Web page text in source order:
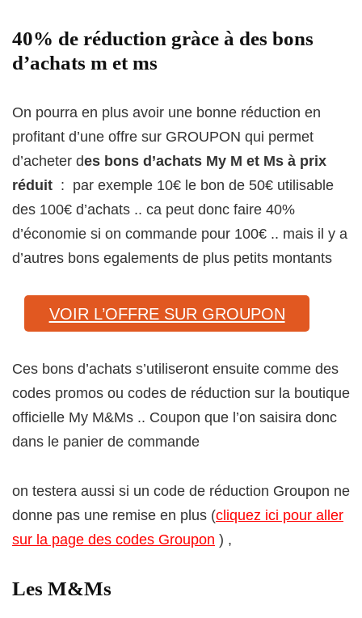
40% de réduction gràce à des bons
d’achats m et ms
On pourra en plus avoir une bonne réduction en
profitant d’une offre sur GROUPON qui permet
d’acheter des bons d’achats My M et Ms à prix
réduit : par exemple 10€ le bon de 50€ utilisable
des 100€ d’achats .. ca peut donc faire 40%
d’économie si on commande pour 100€ .. mais il y a
d’autres bons egalements de plus petits montants
VOIR L’OFFRE SUR GROUPON
Ces bons d’achats s’utiliseront ensuite comme des
codes promos ou codes de réduction sur la boutique
officielle My M&Ms .. Coupon que l’on saisira donc
dans le panier de commande
on testera aussi si un code de réduction Groupon ne
donne pas une remise en plus (cliquez ici pour aller
sur la page des codes Groupon ) ,
Les M&Ms